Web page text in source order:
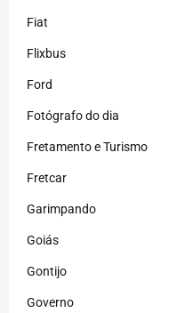
Fiat
Flixbus
Ford
Fotógrafo do dia
Fretamento e Turismo
Fretcar
Garimpando
Goiás
Gontijo
Governo